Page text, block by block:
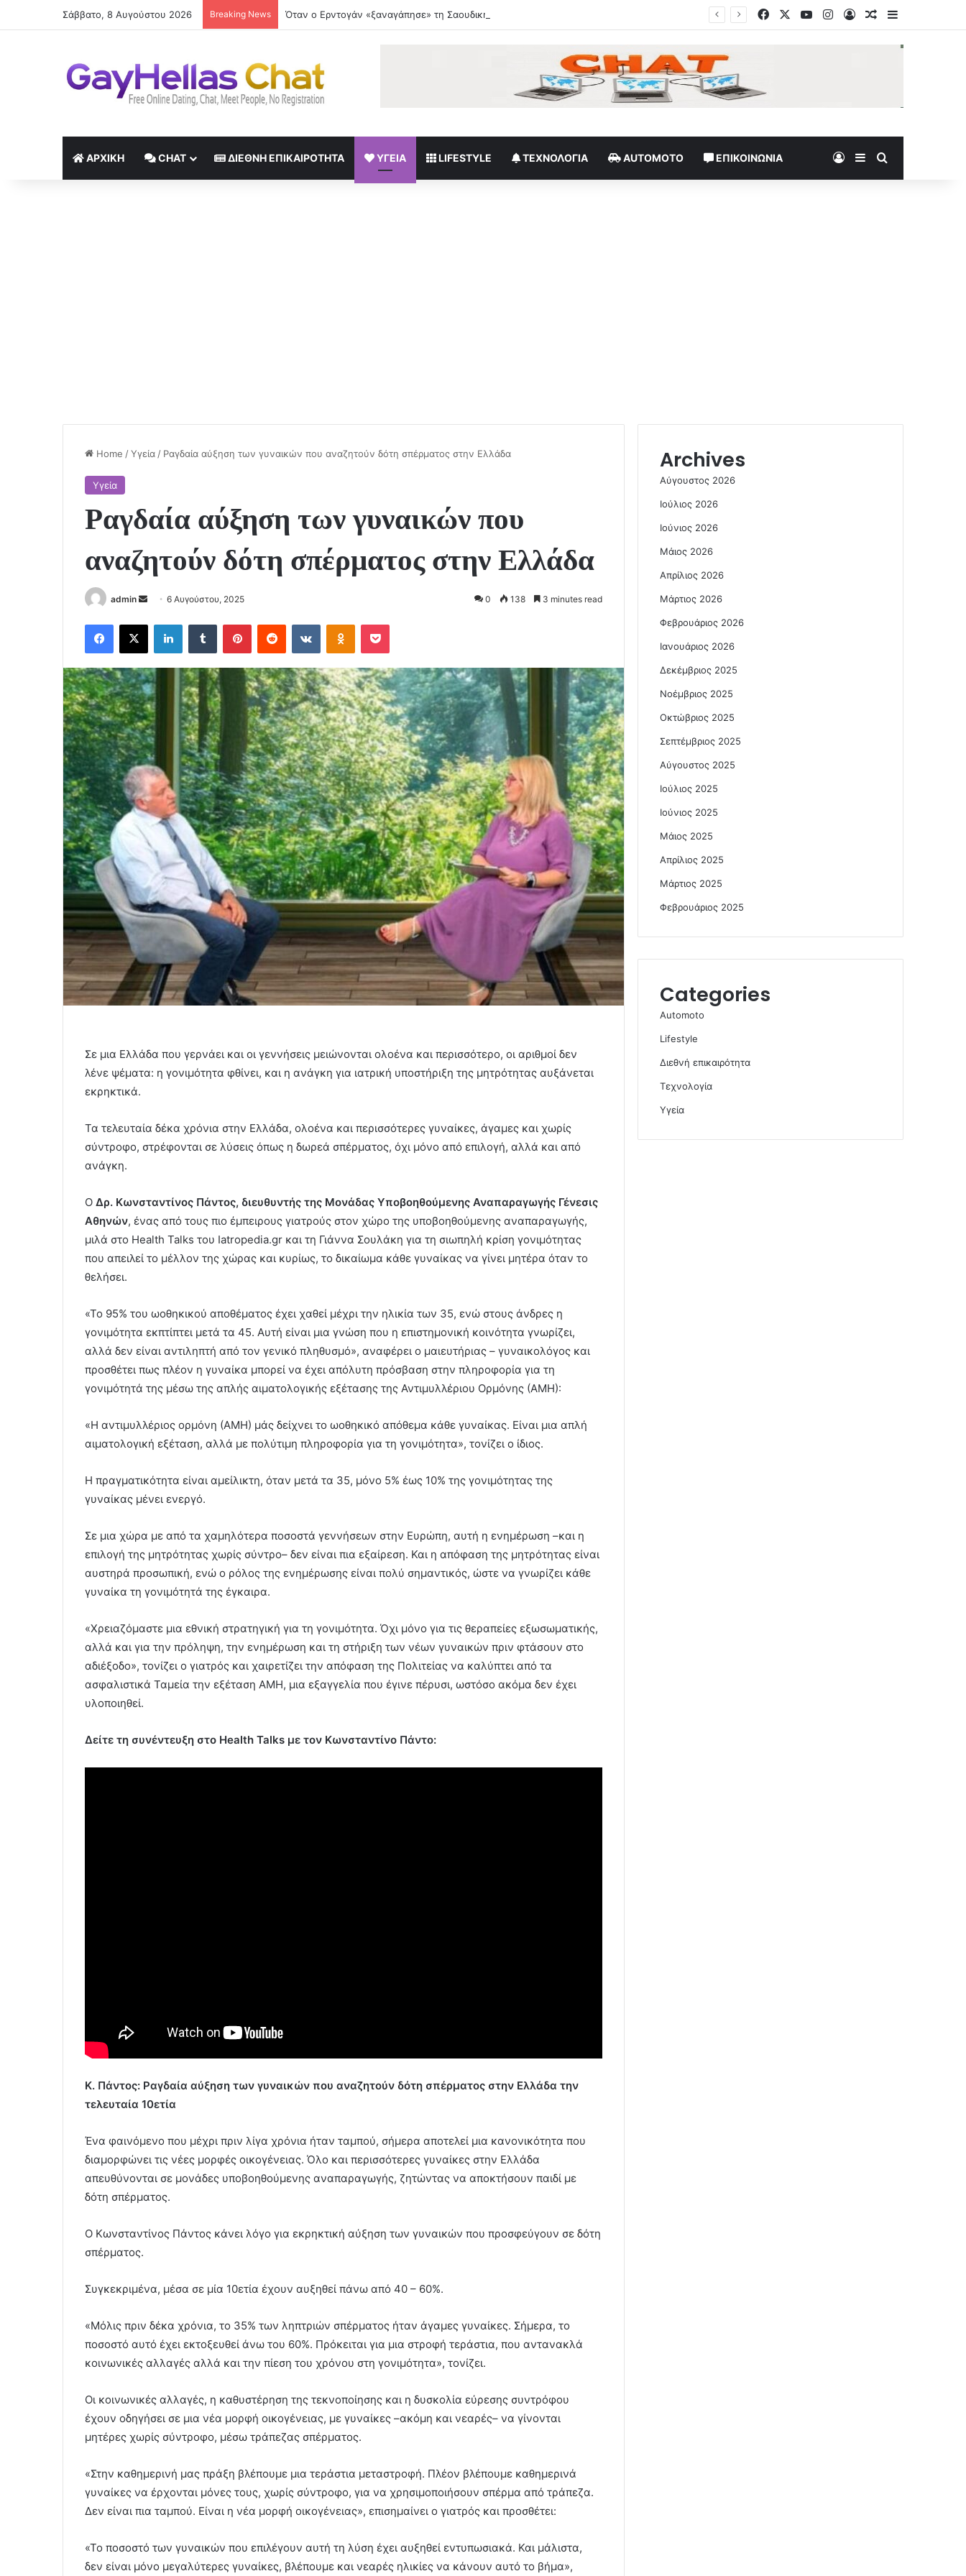
Σάββατο, 8 Αυγούστου 2026 Breaking News FacebookYouTubeInstagram
Log InRandom Article
Sidebar
ΑΡΧΙΚΉ CHAT ΔΙΕΘΝΉ ΕΠΙΚΑΙΡΌΤΗΤΑ ΥΓΕΊΑ LIFESTYLE ΤΕΧΝΟΛΟΓΊΑ AUTOMOTO ΕΠΙΚΟΙΝΩΝΊΑ Log InSidebar
Home /Υγεία / Ραγδαία αύξηση των γυναικών που αναζητούν δότη σπέρματος στην Ελλάδα
Υγεία
Ραγδαία αύξηση των γυναικών που
αναζητούν δότη σπέρματος στην Ελλάδα
admin
Send
email
6 Αυγούστου, 2025 0 138 3 minutes read
Facebook
X LinkedInTumblr PinterestReddit VKontakteOdnoklassniki
Pocket
Σε μια Ελλάδα που γερνάει και οι γεννήσεις μειώνονται ολοένα και περισσότερο, οι αριθμοί δεν
λένε ψέματα: η γονιμότητα φθίνει, και η ανάγκη για ιατρική υποστήριξη της μητρότητας αυξάνεται
εκρηκτικά.
Τα τελευταία δέκα χρόνια στην Ελλάδα, ολοένα και περισσότερες γυναίκες, άγαμες και χωρίς
σύντροφο, στρέφονται σε λύσεις όπως η δωρεά σπέρματος, όχι μόνο από επιλογή, αλλά και από
ανάγκη.
Ο Δρ. Κωνσταντίνος Πάντος, διευθυντής της Μονάδας Υποβοηθούμενης Αναπαραγωγής Γένεσις
Αθηνών, ένας από τους πιο έμπειρους γιατρούς στον χώρο της υποβοηθούμενης αναπαραγωγής,
μιλά στο Health Talks του Iatropedia.gr και τη Γιάννα Σουλάκη για τη σιωπηλή κρίση γονιμότητας
που απειλεί το μέλλον της χώρας και κυρίως, το δικαίωμα κάθε γυναίκας να γίνει μητέρα όταν το
θελήσει.
«Το 95% του ωοθηκικού αποθέματος έχει χαθεί μέχρι την ηλικία των 35, ενώ στους άνδρες η
γονιμότητα εκπτίπτει μετά τα 45. Αυτή είναι μια γνώση που η επιστημονική κοινότητα γνωρίζει,
αλλά δεν είναι αντιληπτή από τον γενικό πληθυσμό», αναφέρει ο μαιευτήριας – γυναικολόγος και
προσθέτει πως πλέον η γυναίκα μπορεί να έχει απόλυτη πρόσβαση στην πληροφορία για τη
γονιμότητά της μέσω της απλής αιματολογικής εξέτασης της Αντιμυλλέριου Ορμόνης (ΑΜΗ):
«Η αντιμυλλέριος ορμόνη (ΑΜΗ) μάς δείχνει το ωοθηκικό απόθεμα κάθε γυναίκας. Είναι μια απλή
αιματολογική εξέταση, αλλά με πολύτιμη πληροφορία για τη γονιμότητα», τονίζει ο ίδιος.
Η πραγματικότητα είναι αμείλικτη, όταν μετά τα 35, μόνο 5% έως 10% της γονιμότητας της
γυναίκας μένει ενεργό.
Σε μια χώρα με από τα χαμηλότερα ποσοστά γεννήσεων στην Ευρώπη, αυτή η ενημέρωση –και η
επιλογή της μητρότητας χωρίς σύντρο– δεν είναι πια εξαίρεση. Και η απόφαση της μητρότητας είναι
αυστηρά προσωπική, ενώ ο ρόλος της ενημέρωσης είναι πολύ σημαντικός, ώστε να γνωρίζει κάθε
γυναίκα τη γονιμότητά της έγκαιρα.
«Χρειαζόμαστε μια εθνική στρατηγική για τη γονιμότητα. Όχι μόνο για τις θεραπείες εξωσωματικής,
αλλά και για την πρόληψη, την ενημέρωση και τη στήριξη των νέων γυναικών πριν φτάσουν στο
αδιέξοδο», τονίζει ο γιατρός και χαιρετίζει την απόφαση της Πολιτείας να καλύπτει από τα
ασφαλιστικά Ταμεία την εξέταση ΑΜΗ, μια εξαγγελία που έγινε πέρυσι, ωστόσο ακόμα δεν έχει
υλοποιηθεί.
Δείτε τη συνέντευξη στο Health Talks με τον Κωνσταντίνο Πάντο:
Κ. Πάντος: Ραγδαία αύξηση των γυναικών που αναζητούν δότη σπέρματος στην Ελλάδα την
τελευταία 10ετία
Ένα φαινόμενο που μέχρι πριν λίγα χρόνια ήταν ταμπού, σήμερα αποτελεί μια κανονικότητα που
διαμορφώνει τις νέες μορφές οικογένειας. Όλο και περισσότερες γυναίκες στην Ελλάδα
απευθύνονται σε μονάδες υποβοηθούμενης αναπαραγωγής, ζητώντας να αποκτήσουν παιδί με
δότη σπέρματος.
Ο Κωνσταντίνος Πάντος κάνει λόγο για εκρηκτική αύξηση των γυναικών που προσφεύγουν σε δότη
σπέρματος.
Συγκεκριμένα, μέσα σε μία 10ετία έχουν αυξηθεί πάνω από 40 – 60%.
«Μόλις πριν δέκα χρόνια, το 35% των ληπτριών σπέρματος ήταν άγαμες γυναίκες. Σήμερα, το
ποσοστό αυτό έχει εκτοξευθεί άνω του 60%. Πρόκειται για μια στροφή τεράστια, που αντανακλά
κοινωνικές αλλαγές αλλά και την πίεση του χρόνου στη γονιμότητα», τονίζει.
Οι κοινωνικές αλλαγές, η καθυστέρηση της τεκνοποίησης και η δυσκολία εύρεσης συντρόφου
έχουν οδηγήσει σε μια νέα μορφή οικογένειας, με γυναίκες –ακόμη και νεαρές– να γίνονται
μητέρες χωρίς σύντροφο, μέσω τράπεζας σπέρματος.
«Στην καθημερινή μας πράξη βλέπουμε μια τεράστια μεταστροφή. Πλέον βλέπουμε καθημερινά
γυναίκες να έρχονται μόνες τους, χωρίς σύντροφο, για να χρησιμοποιήσουν σπέρμα από τράπεζα.
Δεν είναι πια ταμπού. Είναι η νέα μορφή οικογένειας», επισημαίνει ο γιατρός και προσθέτει:
«Το ποσοστό των γυναικών που επιλέγουν αυτή τη λύση έχει αυξηθεί εντυπωσιακά. Και μάλιστα,
δεν είναι μόνο μεγαλύτερες γυναίκες, βλέπουμε και νεαρές ηλικίες να κάνουν αυτό το βήμα»,
Archives
Αύγουστος 2026
Ιούλιος 2026
Ιούνιος 2026
Μάιος 2026
Απρίλιος 2026
Μάρτιος 2026
Φεβρουάριος 2026
Ιανουάριος 2026
Δεκέμβριος 2025
Νοέμβριος 2025
Οκτώβριος 2025
Σεπτέμβριος 2025
Αύγουστος 2025
Ιούλιος 2025
Ιούνιος 2025
Μάιος 2025
Απρίλιος 2025
Μάρτιος 2025
Φεβρουάριος 2025
Categories
Automoto
Lifestyle
Διεθνή επικαιρότητα
Τεχνολογία
Υγεία